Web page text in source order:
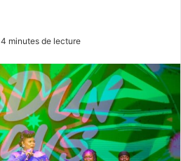
4 minutes de lecture